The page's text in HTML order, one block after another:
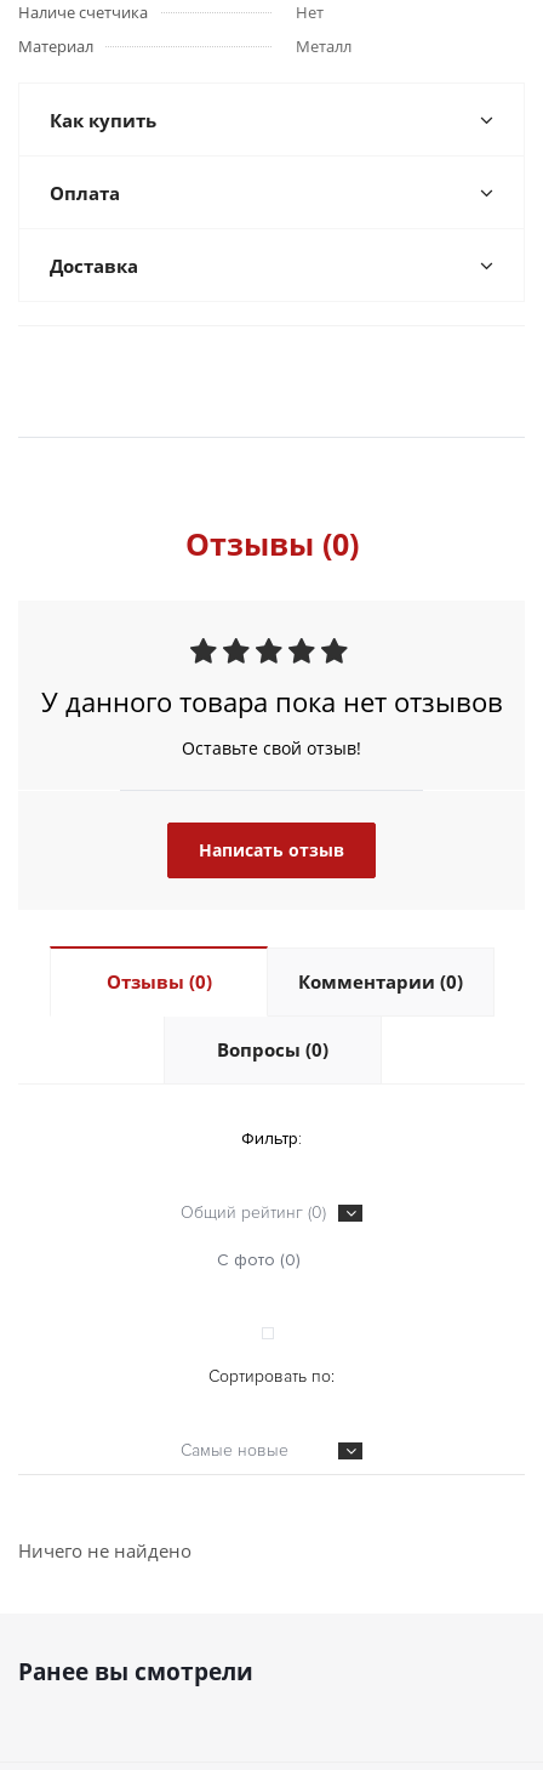
Наличе счетчика
Нет
Материал
Металл
Как купить
Оплата
Доставка
Отзывы (0)
У данного товара пока нет отзывов
Оставьте свой отзыв!
Написать отзыв
Отзывы (0) Комментарии (0)
Вопросы (0)
Фильтр:
Общий рейтинг (0)
С фото (0)
Сортировать по:
Самые новые
Ничего не найдено
Ранее вы смотрели